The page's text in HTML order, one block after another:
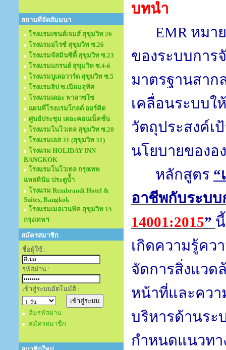
สถานที่จัดสัมมนา
โรงแรมเซนต์เจมส์ สุขุมวิท 26
โรงแรมอไรซ์ สุขุมวิท ซ.26
โรงแรมจัสมินซิตี้ สุขุมวิท ซ.23
โรงแรมแกรนด์ สุขุมวิท ซ.4-6
โรงแรมบูเลอวาร์ด สุขุมวิท ซ.5
โรงแรมฮิป ซ.เนียมอุทิศ
โรงแรมเดอะ พาลาซโซ
แผนที่โรงแรมโกลด์ ออร์คิด
ศูนย์ประชุม เดอะคอนเน็คชั่น
โรงแรมโนโวเทล สุขุมวิท ซ.20
โรงแรมเอส 31 (สุขุมวิท 31)
โรงแรม HOLIDAY INN
BANGKOK
โรงแรมโนโวเทล กรุงเทพ
แพลทินัม ประตูนั้ำ
โรงแรม Rembrandt Hotel &
Suites, Bangkok
โรงแรมเมอเวนพิค สุขุมวิท 15
กรุงเทพฯ
สมัครสมาชิก
ชื่อผู้ใช้ :
รหัสผ่าน :
เข้าสู่ระบบอัตโนมัติ :
ลืมรหัสผ่าน
สมัครสมาชิก
บทนำ
EMR หมา
ของระบบการ
มาตรฐานสาก
เคลื่อนระบบใ
วัตถุประสงค์เ
นโยบายของอ
หลักสูตร “
อาชีพกับระบ
14001:2015”
เกิดความรู้คว
จัดการสิ่งแวด
หน้าที่และควา
บริหารด้านระ
กำหนดแนวทา